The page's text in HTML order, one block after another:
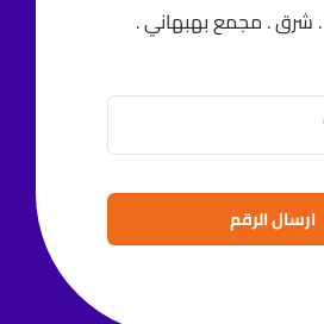
شرق . مجمع بهبهاني .
ارسال الرقم